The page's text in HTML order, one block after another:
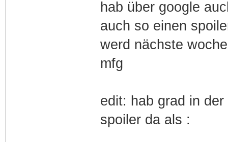
hab über google
auch so einen
werd nächste
mfg
edit: hab grad in
spoiler da als :